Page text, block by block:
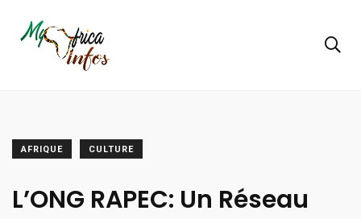
AFRIQUE CULTURE
L’ONG RAPEC: Un Réseau